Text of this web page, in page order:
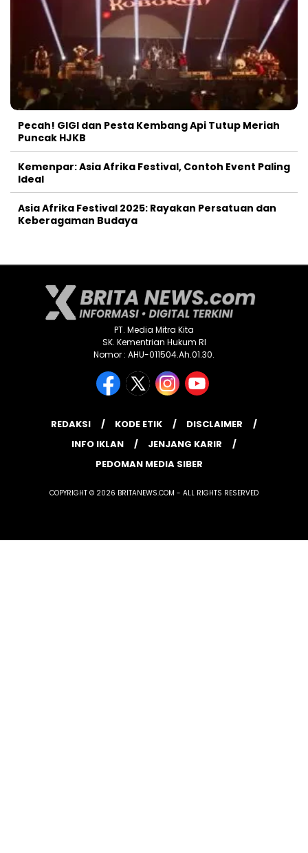
Pecah! GIGI dan Pesta Kembang Api Tutup Meriah
Puncak HJKB
Kemenpar: Asia Afrika Festival, Contoh Event Paling
Ideal
Asia Afrika Festival 2025: Rayakan Persatuan dan
Keberagaman Budaya
PT. Media Mitra Kita
SK. Kementrian Hukum RI
Nomor : AHU-011504.Ah.01.30.
REDAKSI KODE ETIK
DISCLAIMER
INFO IKLAN
JENJANG KARIR
PEDOMAN MEDIA SIBER
COPYRIGHT © 2026 BRITANEWS.COM - ALL RIGHTS RESERVED